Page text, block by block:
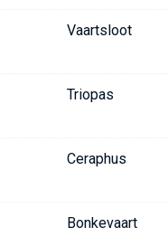
Vaartsloot
Triopas
Ceraphus
Bonkevaart